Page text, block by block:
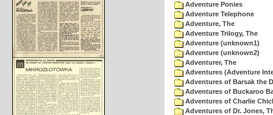
Adventure Ponies
Adventure Telephone
Adventure, The
Adventure Trilogy, The
Adventure (unknown1)
Adventure (unknown2)
Adventurer, The
Adventures (Adventure
Adventures of Barsak the
Adventures of Buckaroo
Adventures of Charlie
Adventures of Dr. Jones,